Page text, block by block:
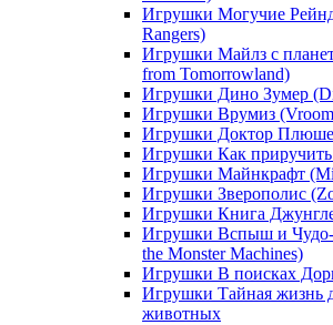
Игрушки Могучие
Rangers)
Игрушки Майлз с
from Tomorrowland)
Игрушки Дино Зумер
Игрушки Врумиз
Игрушки Доктор
Игрушки Как приручить
Игрушки Майнкрафт
Игрушки Зверополис
Игрушки Книга
Игрушки Вспыш и
the Monster Machines)
Игрушки В поисках
Игрушки Тайная жизнь
животных